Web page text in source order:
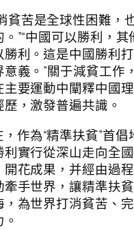
貧苦是全球性困難，
”“中國可以勝利，
勝利。這是中國勝利
義。”關于減貧工作
主要運動中闡釋中國
，激發普遍共識。
作為“精準扶貧”首
利實行從深山走向全
花成果，并經由過
牽手世界，讓精準扶
，為世界打消貧苦、